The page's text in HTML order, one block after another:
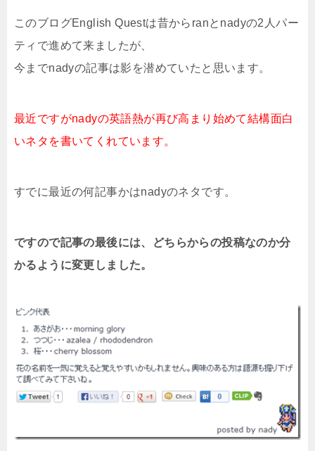
このブログEnglish Questは昔からranとnadyの2人パー
ティで進めて来ましたが、
今までnadyの記事は影を潜めていたと思います。
最近ですがnadyの英語熱が再び高まり始めて結構面白
いネタを書いてくれています。
すでに最近の何記事かはnadyのネタです。
ですので記事の最後には、どちらからの投稿なのか分
かるように変更しました。